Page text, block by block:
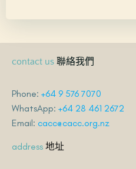
contact us 聯絡我們
Phone: +64 9 576 7070
WhatsApp: +64 28 461 2672
Email: cacc@cacc.org.nz
address 地址